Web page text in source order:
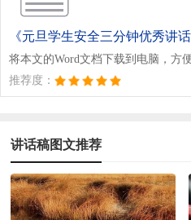
将本文的Word文档下载到电脑，方
推荐度：
讲话稿图文推荐